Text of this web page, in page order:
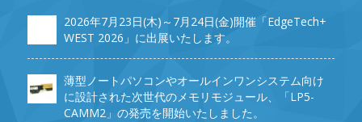
2026年7月23日(木)～7月24日(金)開催「EdgeTech+
WEST 2026」に出展いたします。
薄型ノートパソコンやオールインワンシステム向け
に設計された次世代のメモリモジュール、「LP5-
CAMM2」の発売を開始いたしました。